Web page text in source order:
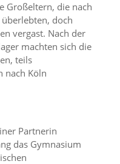
Großeltern, die nach
doch
vergast. Nach der
machten sich die
teils
nach Köln
Partnerin
das Gymnasium